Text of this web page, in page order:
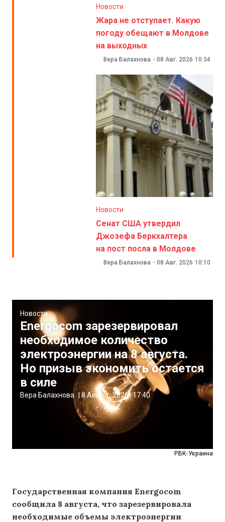
Новости
Жара не отступает. Какую
погоду обещают в Молдове
на выходных
Вера Балахнова - 08 Авг. 2026 10:34
Новости
Сенат США утвердил
Джозефа Беркхалтера
на пост посла в Молдове
Вера Балахнова - 08 Авг. 2026 10:10
РБК-Украина
Новости
Energocom зарезервировал
необходимое количество
электроэнергии на 8 августа.
Но призыв экономить остается
в силе
Вера Балахнова 8 Август, 2026 17:40
Государственная компания Energocom
сообщила 8 августа, что зарезервировала
необходимые объемы электроэнергии